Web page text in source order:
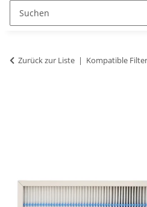
Zurück zur Liste Kompatible Filter